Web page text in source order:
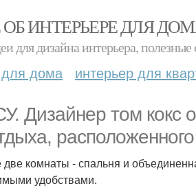
ОБ ИНТЕРЬЕРЕ ДЛЯ
для дизайна интерьера, полезные
для дома интерьер для
Дизайнер том кокс
комнаты - спальня и
удобствами.